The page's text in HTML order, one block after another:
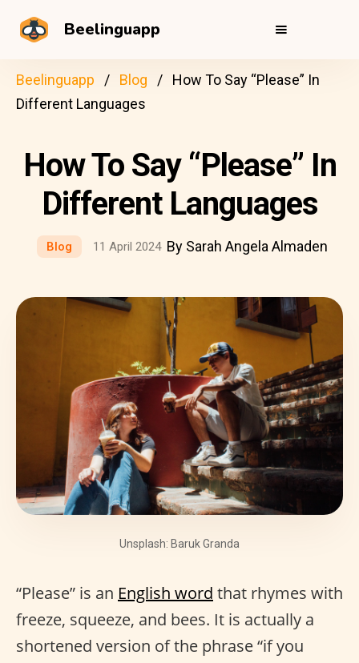
Beelinguapp
Beelinguapp Blog
How To Say “Please” In
Different Languages
How To Say “Please” In
Different Languages
Blog 11 April 2024 By Sarah Angela Almaden
Unsplash: Baruk Granda
“Please” is an English word that rhymes with
freeze, squeeze, and bees. It is actually a
shortened version of the phrase “if you